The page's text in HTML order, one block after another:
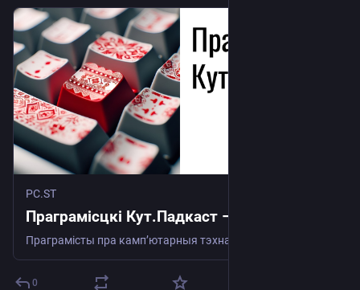
PC.ST
Праграмісцкі Кут.Падкаст – PC.ST
Праграмісты пра камп’ютарныя тэхналогіі
0